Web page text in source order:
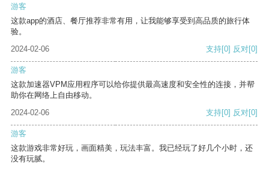
游客
这款app的酒店、餐厅推荐非常有用，让我能够享受到高品质的旅行体
验。
2024-02-06
支持[0] 反对[0]
游客
这款加速器VPM应用程序可以给你提供最高速度和安全性的连接，并帮
助你在网络上自由移动。
2024-02-06
支持[0] 反对[0]
游客
这款游戏非常好玩，画面精美，玩法丰富。我已经玩了好几个小时，还
没有玩腻。